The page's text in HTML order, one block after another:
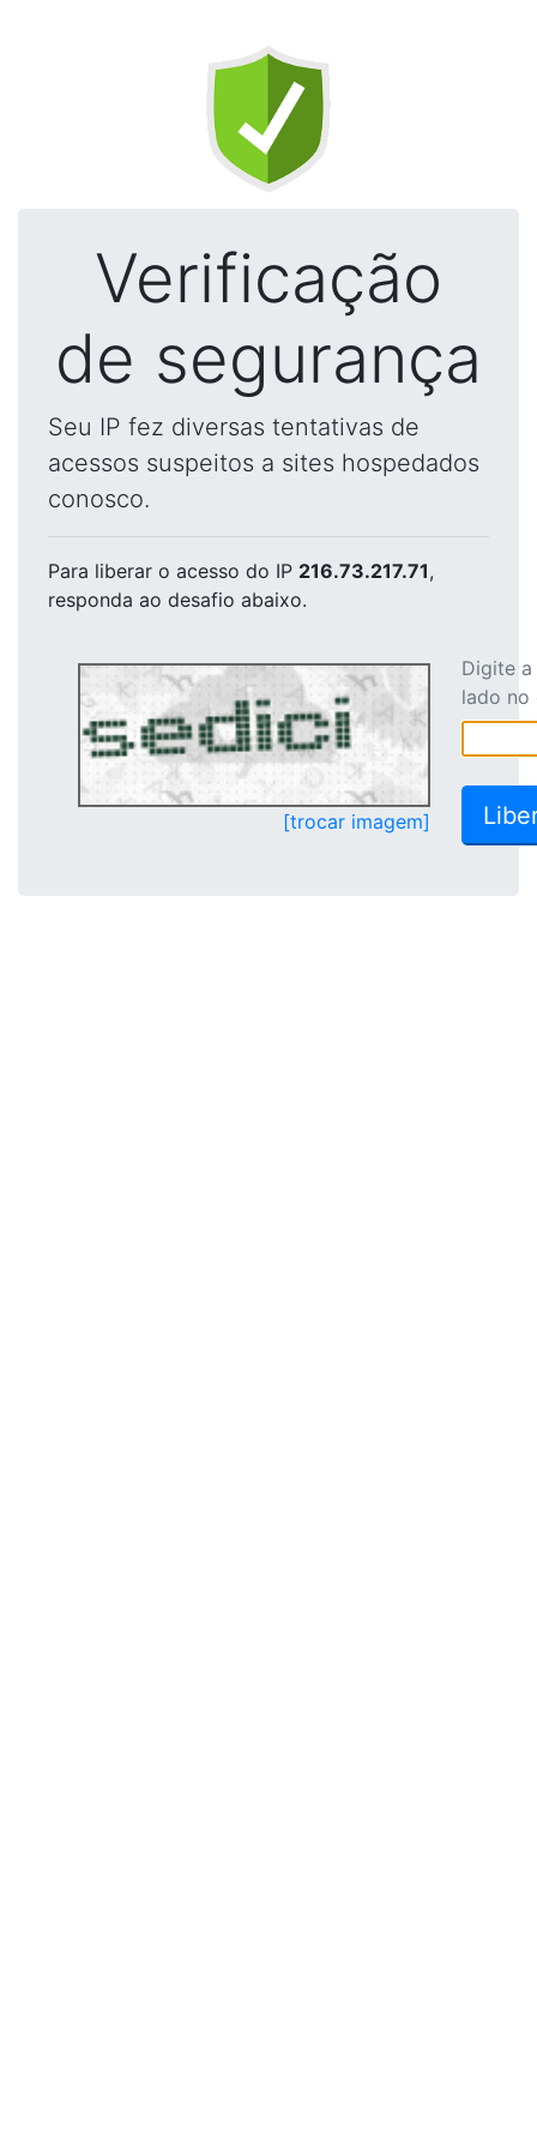
Verificação
de segurança
Seu IP fez diversas tentativas de
acessos suspeitos a sites hospedados
conosco.
Para liberar o acesso do IP 216.73.217.71,
responda ao desafio abaixo.
[trocar imagem]
Digite
lado no